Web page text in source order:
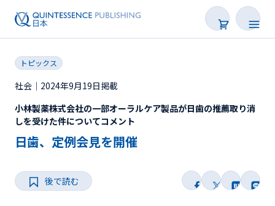
新着
連載
トピックス
社会｜2024年9月19日掲載
小林製薬株式会社の一部オーラルケア製品が日歯の推薦取り消
しを受けた件についてコメント
日歯、定例会見を開催
後で読む